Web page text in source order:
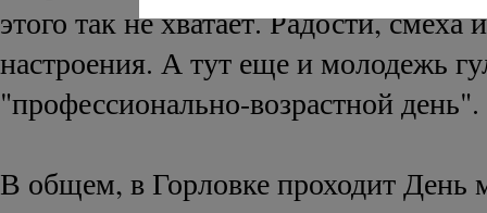
этого так не хватает. Радости, смеха
настроения. А тут еще и молодежь
"профессионально-возрастной день".
В общем, в Горловке проходит День